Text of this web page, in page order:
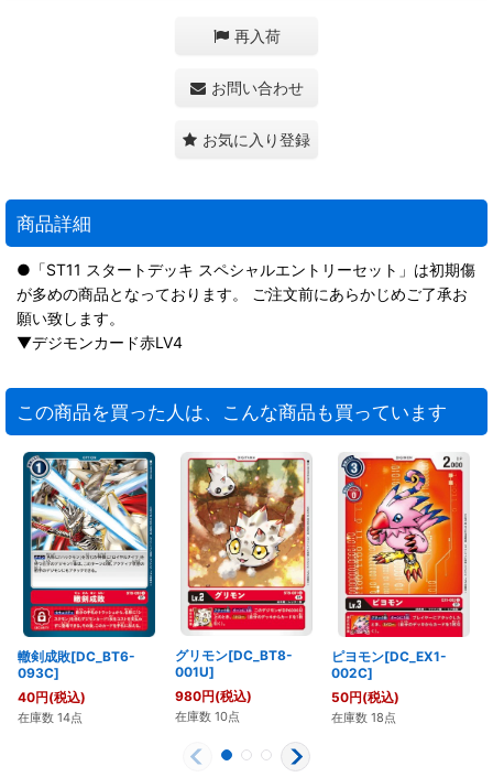
再入荷
お問い合わせ
お気に入り登録
商品詳細
●「ST11 スタートデッキ スペシャルエントリーセット」は初期傷
が多めの商品となっております。 ご注文前にあらかじめご了承お
願い致します。
▼デジモンカード赤LV4
この商品を買った人は、こんな商品も買っています
轍剣成敗[DC_BT6-
093C]
40円(税込)
在庫数 14点
グリモン[DC_BT8-
001U]
980円(税込)
在庫数 10点
ピヨモン[DC_EX1-
002C]
50円(税込)
在庫数 18点